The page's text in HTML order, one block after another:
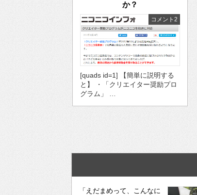
か？
コメント2
[quads id=1] 【簡単に説明する
と】 ・「クリエイター奨励プロ
グラム」 …
「えだまめって、こんなに